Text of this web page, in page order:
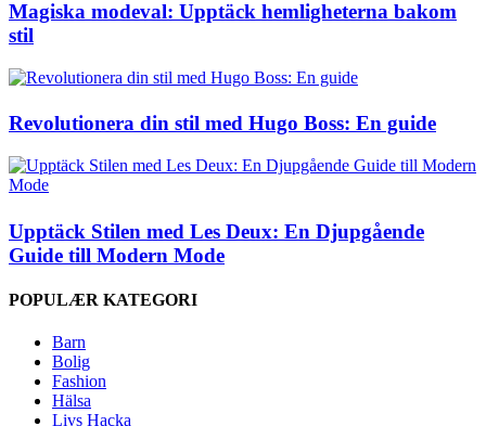
Magiska modeval: Upptäck hemligheterna bakom
stil
Revolutionera din stil med Hugo Boss: En guide
Upptäck Stilen med Les Deux: En Djupgående
Guide till Modern Mode
POPULÆR KATEGORI
Barn
Bolig
Fashion
Hälsa
Livs Hacka